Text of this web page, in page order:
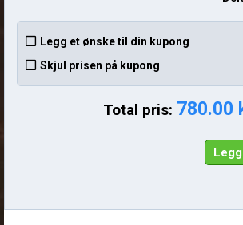
Legg et ønske til din kupong
Skjul prisen på kupong
Total pris: 780.00